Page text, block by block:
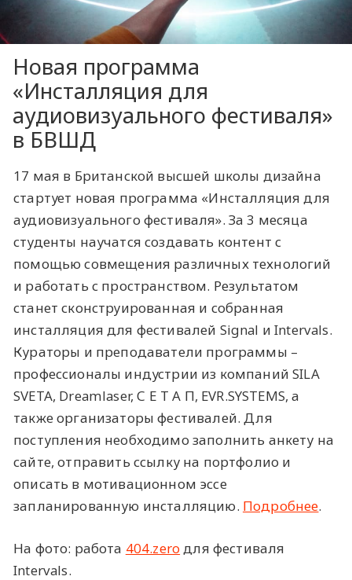
Новая программа
«Инсталляция для
аудиовизуального фестиваля»
в БВШД
17 мая в Британской высшей школы дизайна
стартует новая программа «Инсталляция для
аудиовизуального фестиваля». За 3 месяца
студенты научатся создавать контент с
помощью совмещения различных технологий
и работать с пространством. Результатом
станет сконструированная и собранная
инсталляция для фестивалей Signal и Intervals.
Кураторы и преподаватели программы –
профессионалы индустрии из компаний SILA
SVETA, Dreamlaser, С Е Т А П, EVR.SYSTEMS, а
также организаторы фестивалей. Для
поступления необходимо заполнить анкету на
сайте, отправить ссылку на портфолио и
описать в мотивационном эссе
запланированную инсталляцию. Подробнее.
На фото: работа 404.zero для фестиваля
Intervals.